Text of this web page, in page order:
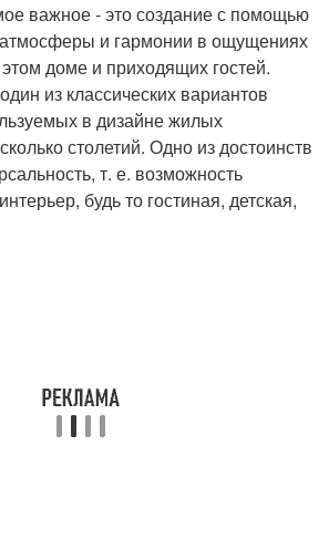
важное - это создание с помощью
и гармонии в ощущениях
доме и приходящих гостей.
из классических вариантов
в дизайне жилых
столетий. Одно из достоинств
т. е. возможность
будь то гостиная, детская,